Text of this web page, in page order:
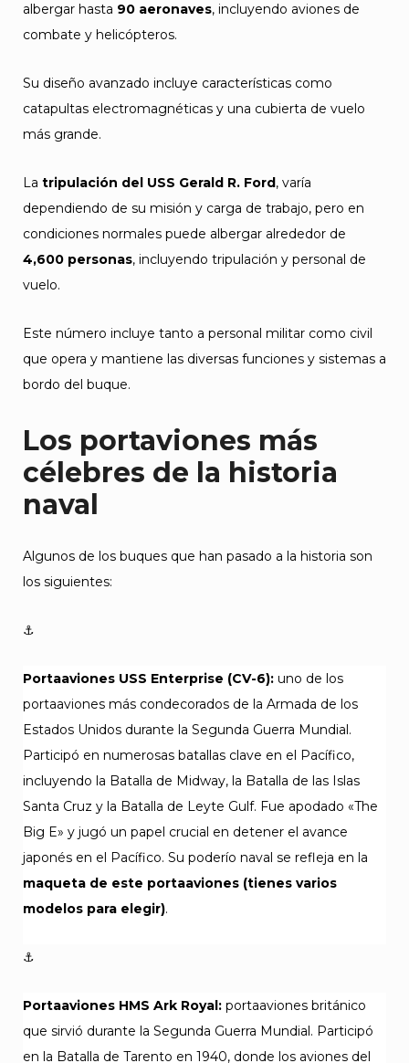
albergar hasta 90 aeronaves, incluyendo aviones de
combate y helicópteros.
Su diseño avanzado incluye características como
catapultas electromagnéticas y una cubierta de vuelo
más grande.
La tripulación del USS Gerald R. Ford, varía
dependiendo de su misión y carga de trabajo, pero en
condiciones normales puede albergar alrededor de
4,600 personas, incluyendo tripulación y personal de
vuelo.
Este número incluye tanto a personal militar como civil
que opera y mantiene las diversas funciones y sistemas a
bordo del buque.
Los portaviones más
célebres de la historia
naval
Algunos de los buques que han pasado a la historia son
los siguientes:
⚓
Portaaviones USS Enterprise (CV-6): uno de los
portaaviones más condecorados de la Armada de los
Estados Unidos durante la Segunda Guerra Mundial.
Participó en numerosas batallas clave en el Pacífico,
incluyendo la Batalla de Midway, la Batalla de las Islas
Santa Cruz y la Batalla de Leyte Gulf. Fue apodado «The
Big E» y jugó un papel crucial en detener el avance
japonés en el Pacífico. Su poderío naval se refleja en la
maqueta de este portaaviones (tienes varios
modelos para elegir).
⚓
Portaaviones HMS Ark Royal: portaaviones británico
que sirvió durante la Segunda Guerra Mundial. Participó
en la Batalla de Tarento en 1940, donde los aviones del